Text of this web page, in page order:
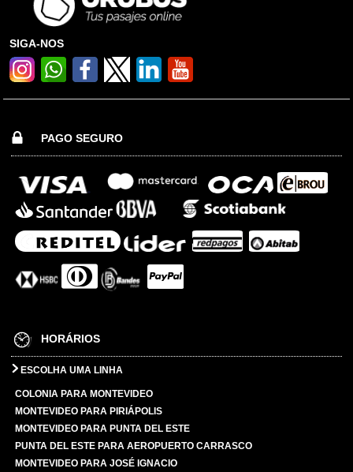
SIGA-NOS
PAGO SEGURO
HORÁRIOS
ESCOLHA UMA LINHA
COLONIA PARA MONTEVIDEO
MONTEVIDEO PARA PIRIÁPOLIS
MONTEVIDEO PARA PUNTA DEL ESTE
PUNTA DEL ESTE PARA AEROPUERTO CARRASCO
MONTEVIDEO PARA JOSÉ IGNACIO